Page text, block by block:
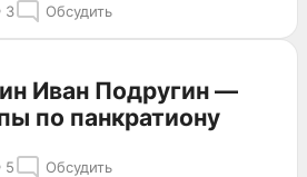
3 Обсудить
Иван Подругин —
по панкратиону
5 Обсудить